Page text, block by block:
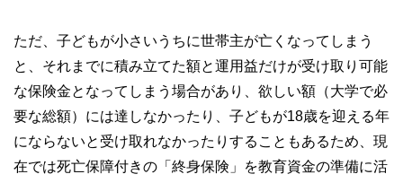
ただ、子どもが小さいうちに世帯主が亡くなってしまう
と、それまでに積み立てた額と運用益だけが受け取り可能
な保険金となってしまう場合があり、欲しい額（大学で必
要な総額）には達しなかったり、子どもが18歳を迎える年
にならないと受け取れなかったりすることもあるため、現
在では死亡保障付きの「終身保険」を教育資金の準備に活